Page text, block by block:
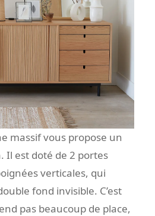
massif vous propose un
Il est doté de 2 portes
verticales, qui
fond invisible. C’est
pas beaucoup de place,